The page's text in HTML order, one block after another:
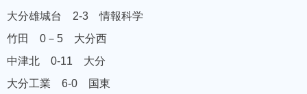
大分雄城台 2-3 情報科学
竹田 0－5 大分西
中津北 0-11 大分
大分工業 6-0 国東